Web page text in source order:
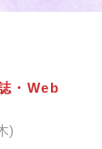
・Web
)